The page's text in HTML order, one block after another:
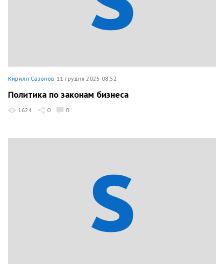
Кирилл Сазонов 11 грудня 2025 08:52
Политика по законам бизнеса
1624 0 0